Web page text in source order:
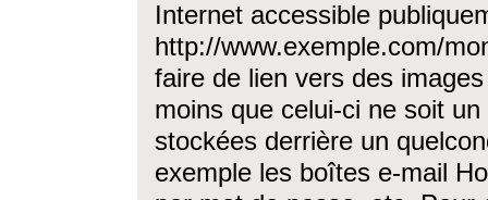
Internet accessible
http://www.exemple.com/
faire de lien vers des
moins que celui-ci ne soit
stockées derrière un
exemple les boîtes e-mail